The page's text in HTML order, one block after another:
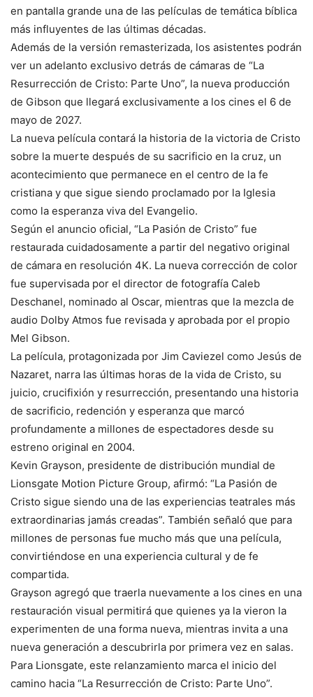
en pantalla grande una de las películas de temática bíblica
más influyentes de las últimas décadas.
Además de la versión remasterizada, los asistentes podrán
ver un adelanto exclusivo detrás de cámaras de “La
Resurrección de Cristo: Parte Uno”, la nueva producción
de Gibson que llegará exclusivamente a los cines el 6 de
mayo de 2027.
La nueva película contará la historia de la victoria de Cristo
sobre la muerte después de su sacrificio en la cruz, un
acontecimiento que permanece en el centro de la fe
cristiana y que sigue siendo proclamado por la Iglesia
como la esperanza viva del Evangelio.
Según el anuncio oficial, “La Pasión de Cristo” fue
restaurada cuidadosamente a partir del negativo original
de cámara en resolución 4K. La nueva corrección de color
fue supervisada por el director de fotografía Caleb
Deschanel, nominado al Oscar, mientras que la mezcla de
audio Dolby Atmos fue revisada y aprobada por el propio
Mel Gibson.
La película, protagonizada por Jim Caviezel como Jesús de
Nazaret, narra las últimas horas de la vida de Cristo, su
juicio, crucifixión y resurrección, presentando una historia
de sacrificio, redención y esperanza que marcó
profundamente a millones de espectadores desde su
estreno original en 2004.
Kevin Grayson, presidente de distribución mundial de
Lionsgate Motion Picture Group, afirmó: “La Pasión de
Cristo sigue siendo una de las experiencias teatrales más
extraordinarias jamás creadas”. También señaló que para
millones de personas fue mucho más que una película,
convirtiéndose en una experiencia cultural y de fe
compartida.
Grayson agregó que traerla nuevamente a los cines en una
restauración visual permitirá que quienes ya la vieron la
experimenten de una forma nueva, mientras invita a una
nueva generación a descubrirla por primera vez en salas.
Para Lionsgate, este relanzamiento marca el inicio del
camino hacia “La Resurrección de Cristo: Parte Uno”.